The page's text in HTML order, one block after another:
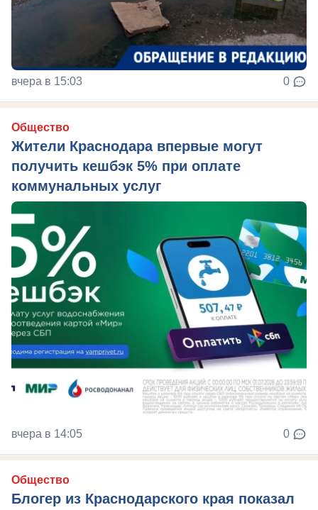
вчера в 15:03 0
Общество
Жители Краснодара впервые могут
получить кешбэк 5% при оплате
коммунальных услуг
вчера в 14:05 0
Общество
Блогер из Краснодарского края показал